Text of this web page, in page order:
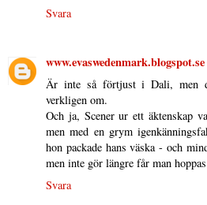
Svara
www.evaswedenmark.blogspot.se
Är inte så förtjust i Dali, men
verkligen om.
Och ja, Scener ur ett äktenskap
men med en grym
hon packade hans väska - och
men inte gör längre får man
Svara